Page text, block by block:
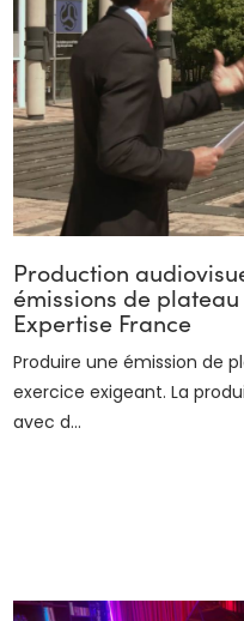
Production
émissions de
Expertise France
Produire une émission de
exercice exigeant. La
avec d...